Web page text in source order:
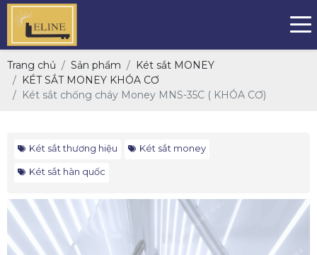
Trang chủ Sản phẩm
Két sắt MONEY
KÉT SẮT MONEY KHÓA CƠ
Két sắt chống cháy Money MNS-35C ( KHÓA CƠ)
Két sắt thương hiệu Két sắt money
Két sắt hàn quốc